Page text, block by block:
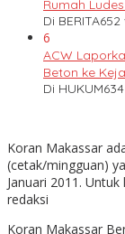
Rumah
Di BERITA652
6
ACW
Beton ke
Di HUKUM
Koran Makassar
(cetak/mingguan)
Januari 2011.
redaksi
Koran Makassar